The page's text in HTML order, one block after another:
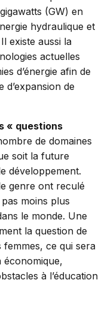
(GW) en
hydraulique et
existe aussi la
actuelles
d’énergie afin de
d’expansion de
« questions
de domaines
soit la future
développement.
genre ont reculé
moins plus
le monde. Une
la question de
femmes, ce qui sera
à l’éducation